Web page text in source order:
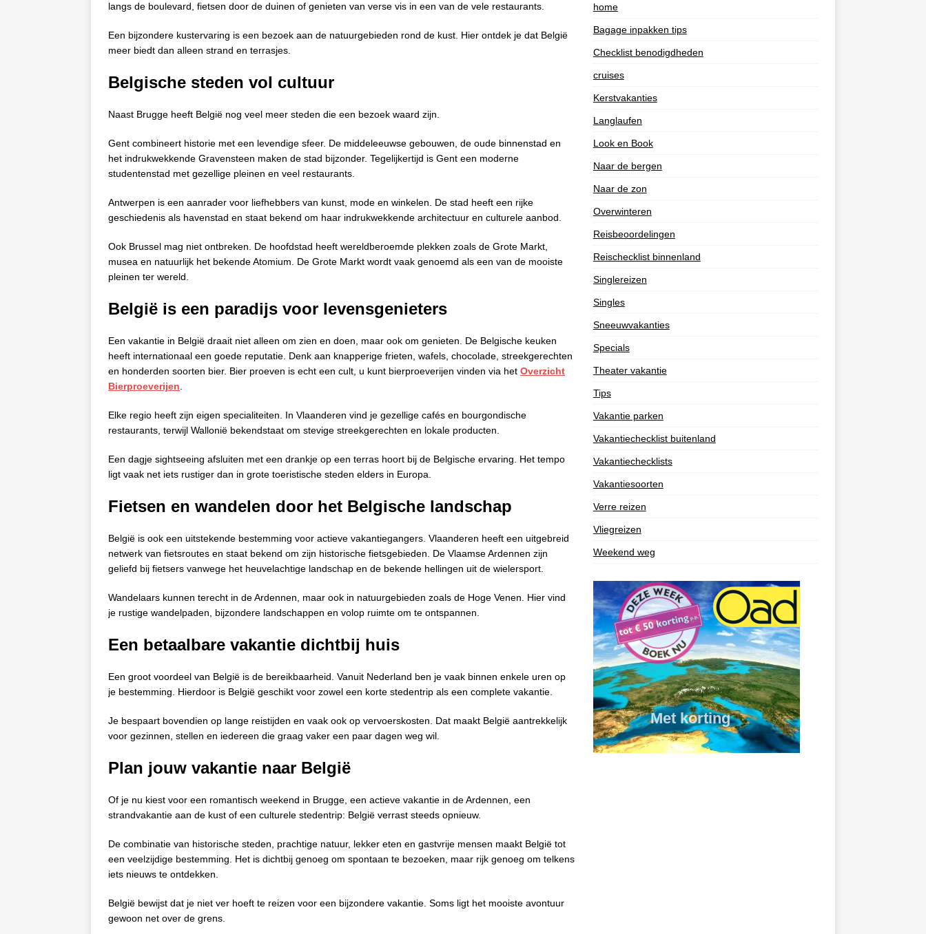
langs de boulevard, fietsen door de duinen of genieten van verse vis in een van de vele restaurants.
Een bijzondere kustervaring is een bezoek aan de natuurgebieden rond de kust. Hier ontdek je dat België
meer biedt dan alleen strand en terrasjes.
Belgische steden vol cultuur
Naast Brugge heeft België nog veel meer steden die een bezoek waard zijn.
Gent combineert historie met een levendige sfeer. De middeleeuwse gebouwen, de oude binnenstad en
het indrukwekkende Gravensteen maken de stad bijzonder. Tegelijkertijd is Gent een moderne
studentenstad met gezellige pleinen en veel restaurants.
Antwerpen is een aanrader voor liefhebbers van kunst, mode en winkelen. De stad heeft een rijke
geschiedenis als havenstad en staat bekend om haar indrukwekkende architectuur en culturele aanbod.
Ook Brussel mag niet ontbreken. De hoofdstad heeft wereldberoemde plekken zoals de Grote Markt,
musea en natuurlijk het bekende Atomium. De Grote Markt wordt vaak genoemd als een van de mooiste
pleinen ter wereld.
België is een paradijs voor levensgenieters
Een vakantie in België draait niet alleen om zien en doen, maar ook om genieten. De Belgische keuken
heeft internationaal een goede reputatie. Denk aan knapperige frieten, wafels, chocolade, streekgerechten
en honderden soorten bier. Bier proeven is echt een cult, u kunt bierproeverijen vinden via het Overzicht
Bierproeverijen
Elke regio heeft zijn eigen specialiteiten. In Vlaanderen vind je gezellige cafés en bourgondische
restaurants, terwijl Wallonië bekendstaat om stevige streekgerechten en lokale producten.
Een dagje sightseeing afsluiten met een drankje op een terras hoort bij de Belgische ervaring. Het tempo
ligt vaak net iets rustiger dan in grote toeristische steden elders in Europa.
Fietsen en wandelen door het Belgische landschap
België is ook een uitstekende bestemming voor actieve vakantiegangers. Vlaanderen heeft een uitgebreid
netwerk van fietsroutes en staat bekend om zijn historische fietsgebieden. De Vlaamse Ardennen zijn
geliefd bij fietsers vanwege het heuvelachtige landschap en de bekende hellingen uit de wielersport.
Wandelaars kunnen terecht in de Ardennen, maar ook in natuurgebieden zoals de Hoge Venen. Hier vind
je rustige wandelpaden, bijzondere landschappen en volop ruimte om te ontspannen.
Een betaalbare vakantie dichtbij huis
Een groot voordeel van België is de bereikbaarheid. Vanuit Nederland ben je vaak binnen enkele uren op
je bestemming. Hierdoor is België geschikt voor zowel een korte stedentrip als een complete vakantie.
Je bespaart bovendien op lange reistijden en vaak ook op vervoerskosten. Dat maakt België aantrekkelijk
voor gezinnen, stellen en iedereen die graag vaker een paar dagen weg wil.
Plan jouw vakantie naar België
Of je nu kiest voor een romantisch weekend in Brugge, een actieve vakantie in de Ardennen, een
strandvakantie aan de kust of een culturele stedentrip: België verrast steeds opnieuw.
De combinatie van historische steden, prachtige natuur, lekker eten en gastvrije mensen maakt België tot
een veelzijdige bestemming. Het is dichtbij genoeg om spontaan te bezoeken, maar rijk genoeg om telkens
iets nieuws te ontdekken.
België bewijst dat je niet ver hoeft te reizen voor een bijzondere vakantie. Soms ligt het mooiste avontuur
gewoon net over de grens.
home
Bagage inpakken tips
Checklist benodigdheden
cruises
Kerstvakanties
Langlaufen
Look en Book
Naar de bergen
Naar de zon
Overwinteren
Reisbeoordelingen
Reischecklist binnenland
Singlereizen
Singles
Sneeuwvakanties
Specials
Theater vakantie
Tips
Vakantie parken
Vakantiechecklist buitenland
Vakantiechecklists
Vakantiesoorten
Verre reizen
Vliegreizen
Weekend weg